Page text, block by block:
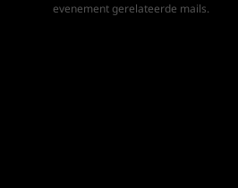
evenement gerelateerde mails.